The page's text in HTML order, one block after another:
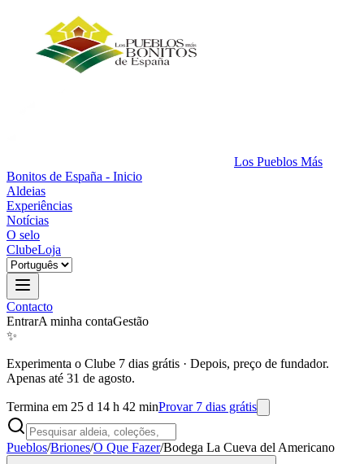
Los Pueblos Más
Bonitos de España - Inicio
Aldeias
Experiências
Notícias
O selo
ClubeLoja
Contacto
EntrarA minha contaGestão
✨
Experimenta o Clube 7 dias grátis · Depois, preço de fundador.
Apenas até 31 de agosto.
Termina em 25 d 14 h 42 minProvar 7 dias grátis
Pueblos/Briones/O Que Fazer/Bodega La Cueva del Americano